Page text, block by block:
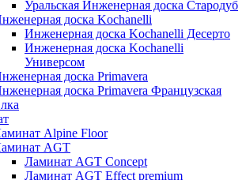
Уральская Инженерная доска Стародуб
доска Kochanelli
Инженерная доска Kochanelli Десерто
Инженерная доска Kochanelli
Универсом
доска Primavera
доска Primavera Французская
Alpine Floor
AGT
Ламинат AGT Concept
Ламинат AGT Effect premium